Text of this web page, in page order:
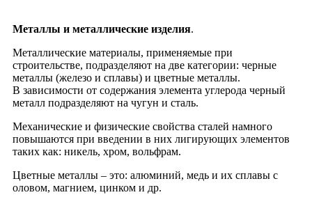
Металлы и металлические изделия.
Металлические материалы, применяемые при
строительстве, подразделяют на две категории: черные
металлы (железо и сплавы) и цветные металлы.
В зависимости от содержания элемента углерода черный
металл подразделяют на чугун и сталь.
Механические и физические свойства сталей намного
повышаются при введении в них лигирующих элементов
таких как: никель, хром, вольфрам.
Цветные металлы – это: алюминий, медь и их сплавы с
оловом, магнием, цинком и др.